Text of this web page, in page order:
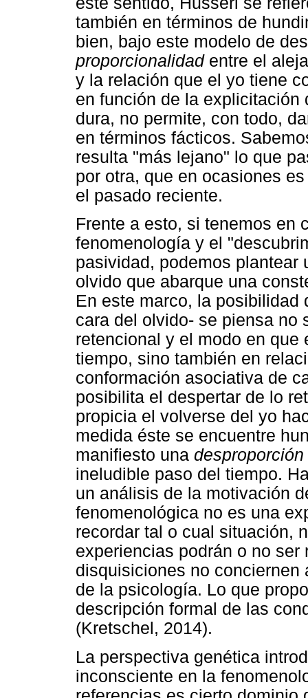
también en términos de
bien, bajo este modelo de
proporcionalidadentre el
y la relación que el yo tiene
en función de la
dura, no permite, con todo,
en términos fácticos.
resulta "más lejano" lo que
por otra, que en ocasiones
el pasado reciente.
Frente a esto, si tenemos en
fenomenología y el
pasividad, podemos plantear
olvido que abarque una
En este marco, la posibilidad
cara del olvido- se piensa no
retencional y el modo en
tiempo, sino también en
conformación asociativa de
posibilita el despertar de lo
propicia el volverse del yo
medida éste se encuentre
manifiesto una desproporción
ineludible paso del tiempo.
un análisis de la motivación
fenomenológica no es una
recordar tal o cual situación,
experiencias podrán o no
disquisiciones no
de la psicología. Lo que
descripción formal de las
(Kretschel, 2014).
La perspectiva genética
inconsciente en la